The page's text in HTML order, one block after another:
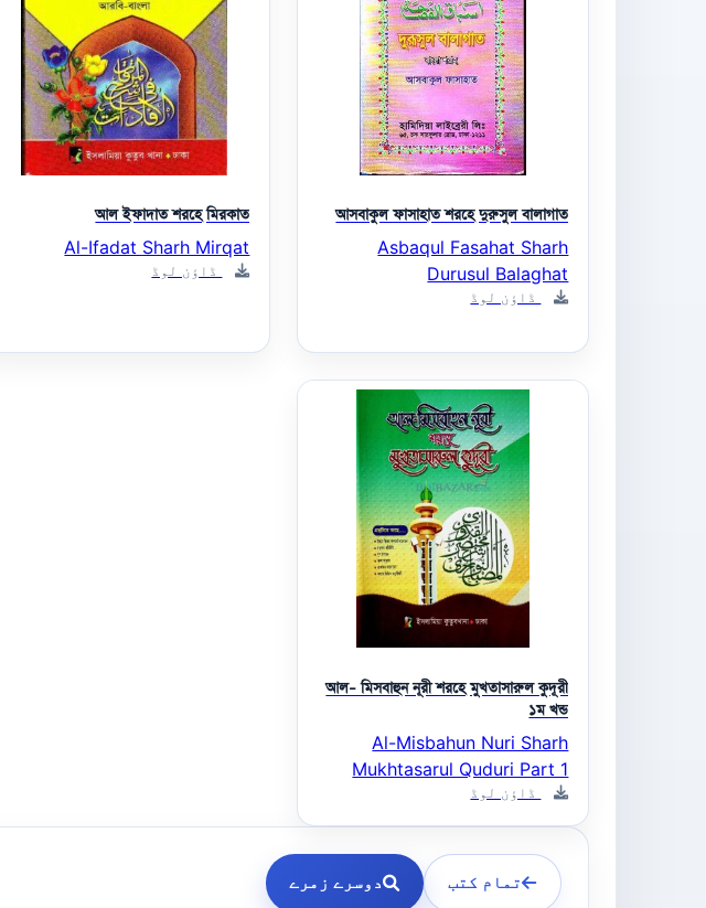
আসবাকুল ফাসাহাত শরহে দুরুসুল বালাগাত
Asbaqul Fasahat Sharh
Durusul Balaghat
ڈاؤن لوڈ
আল ইফাদাত শরহে মিরকাত
Al-Ifadat Sharh Mirqat
ڈاؤن لوڈ
আল- মিসবাহুন নূরী শরহে মুখতাসারুল কুদূরী
১ম খন্ড
Al-Misbahun Nuri Sharh
Mukhtasarul Quduri Part 1
ڈاؤن لوڈ
تمام کتب دوسرے زمرے